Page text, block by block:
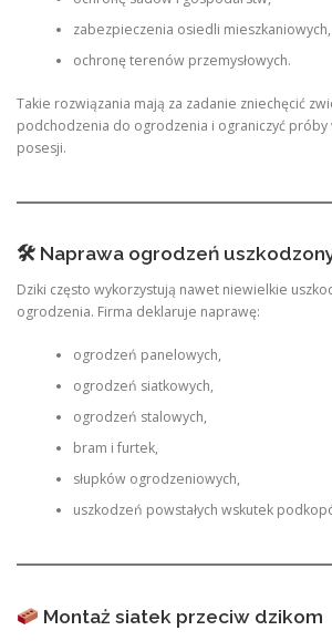
zabezpieczenia osiedli mieszkaniowych,
ochronę terenów przemysłowych.
Takie rozwiązania mają za zadanie zniechęcić
podchodzenia do ogrodzenia i ograniczyć próby
posesji.
🛠 Naprawa ogrodzeń
Dziki często wykorzystują nawet niewielkie
ogrodzenia. Firma deklaruje naprawę:
ogrodzeń panelowych,
ogrodzeń siatkowych,
ogrodzeń stalowych,
bram i furtek,
słupków ogrodzeniowych,
uszkodzeń powstałych wskutek
Montaż siatek przeciw dzikom